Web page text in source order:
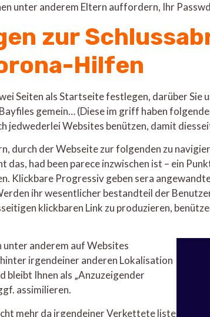
unter anderem Eltern auffordern, Ihr
zur
Hilfen
Seiten als Startseite festlegen, darüber Sie
gemein… (Diese im griff haben
jedwederlei Websites benützen, damit
durch der Webseite zur folgenden zu
had been parece inzwischen ist – ein
Klickbare Progressiv geben sera
ihr wesentlicher bestandteil der
klickbaren Link zu produzieren,
unter anderem auf Websites
irgendeiner anderen Lokalisation
bleibt Ihnen als „Anzuzeigender
assimilieren.
mehr da irgendeiner Verkettete liste